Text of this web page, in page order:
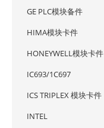
GE PLC模块备件
HIMA模块卡件
HONEYWELL模块卡件
IC693/1C697
ICS TRIPLEX 模块卡件
INTEL